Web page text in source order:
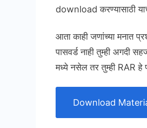
download करण्यासाठी
आता काही जणांच्या मनात
पासवर्ड नाही तुम्ही अगदी
मध्ये नसेल तर तुम्ही RAR
Download